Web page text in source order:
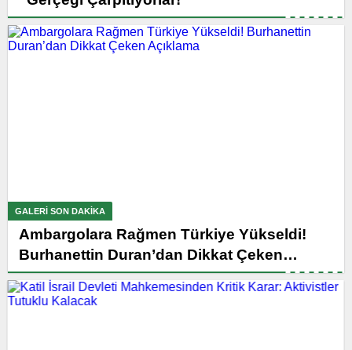
GALERI SON DAKİKA
Ambargolara Rağmen Türkiye Yükseldi!
Burhanettin Duran’dan Dikkat Çeken
Açıklama